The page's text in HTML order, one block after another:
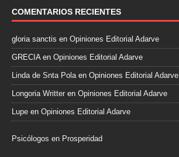
COMENTARIOS RECIENTES
gloria sanctis en Opiniones Editorial Adarve
GRECIAen Opiniones Editorial Adarve
Linda de Snta Polaen Opiniones Editorial Adarve
Longoria Writter en Opiniones Editorial Adarve
Lupe en Opiniones Editorial Adarve
Psicólogos en Prosperidad